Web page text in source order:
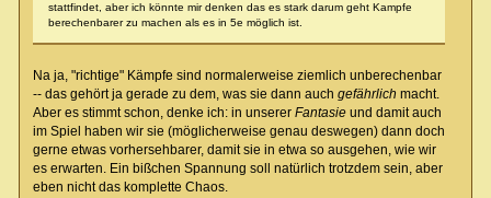
stattfindet, aber ich könnte mir denken das es stark darum geht Kampfe
berechenbarer zu machen als es in 5e möglich ist.
Na ja, "richtige" Kämpfe sind normalerweise ziemlich unberechenbar
-- das gehört ja gerade zu dem, was sie dann auch gefährlich macht.
Aber es stimmt schon, denke ich: in unserer Fantasieund damit auch
im Spiel haben wir sie (möglicherweise genau deswegen) dann doch
gerne etwas vorhersehbarer, damit sie in etwa so ausgehen, wie wir
es erwarten. Ein bißchen Spannung soll natürlich trotzdem sein, aber
eben nicht das komplette Chaos.